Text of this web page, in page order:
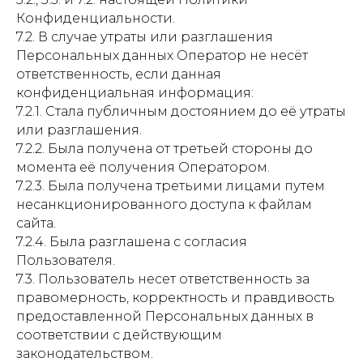
Конфиденциальности.
7.2. В случае утраты или разглашения
Персональных данных Оператор не несёт
ответственность, если данная
конфиденциальная информация:
7.2.1. Стала публичным достоянием до её утраты
или разглашения.
7.2.2. Была получена от третьей стороны до
момента её получения Оператором.
7.2.3. Была получена третьими лицами путем
несанкционированного доступа к файлам
сайта.
7.2.4. Была разглашена с согласия
Пользователя.
7.3. Пользователь несет ответственность за
правомерность, корректность и правдивость
предоставленной Персональных данных в
соответствии с действующим
законодательством.